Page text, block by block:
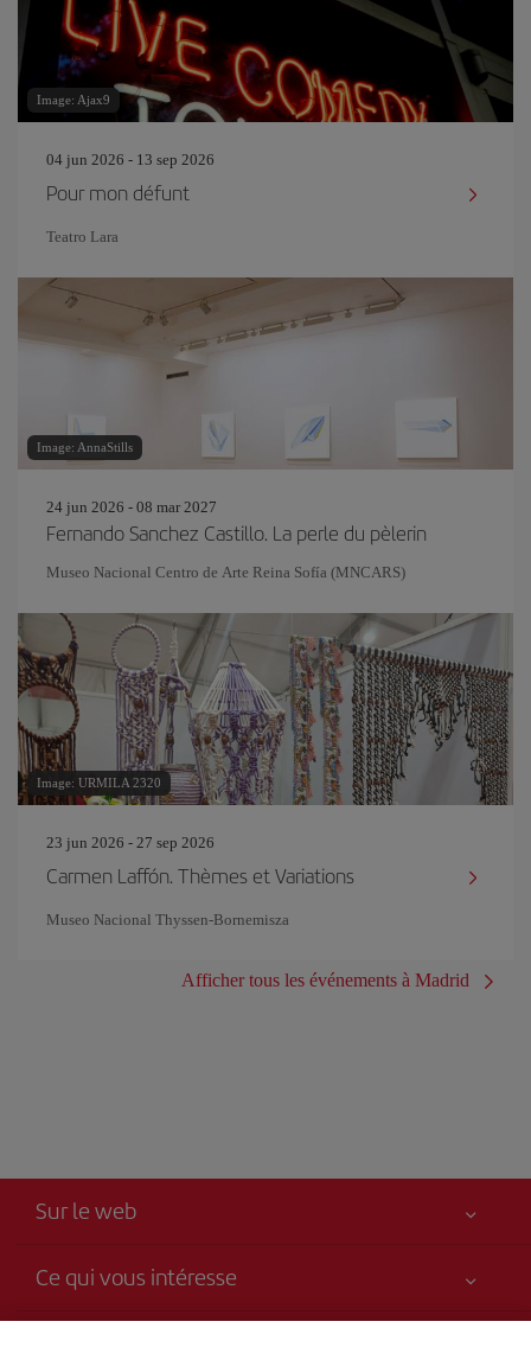
Image: Ajax9
04 jun 2026 - 13 sep 2026
Pour mon défunt
Teatro Lara
Image: AnnaStills
24 jun 2026 - 08 mar 2027
Fernando Sanchez Castillo. La perle du pèlerin
Museo Nacional Centro de Arte Reina Sofía (MNCARS)
Image: URMILA 2320
23 jun 2026 - 27 sep 2026
Carmen Laffón. Thèmes et Variations
Museo Nacional Thyssen-Bornemisza
Afficher tous les événements à Madrid
Sur le web
Ce qui vous intéresse
Votre sécurité est notre priorité